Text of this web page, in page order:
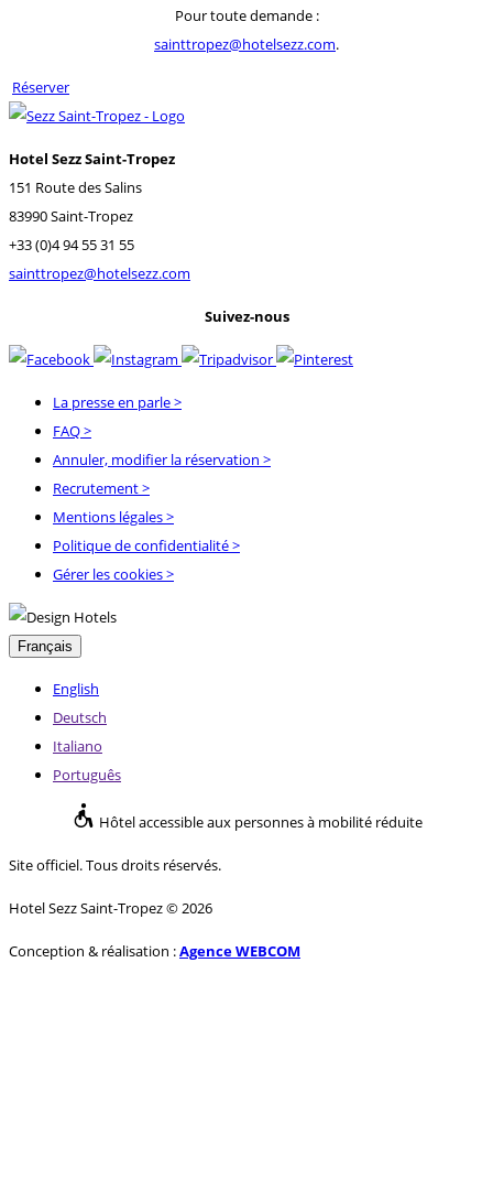
Pour toute demande :
sainttropez@hotelsezz.com.
Réserver
Hotel Sezz Saint-Tropez
151 Route des Salins
83990 Saint-Tropez
+33 (0)4 94 55 31 55
sainttropez@hotelsezz.com
Suivez-nous
La presse en parle>
FAQ>
Annuler, modifier la réservation >
Recrutement>
Mentions légales>
Politique de confidentialité>
Gérer les cookies >
Français
English
Deutsch
Italiano
Português
Hôtel accessible aux personnes à mobilité réduite
Site officiel. Tous droits réservés.
Hotel Sezz Saint-Tropez © 2026
Conception & réalisation :Agence WEBCOM